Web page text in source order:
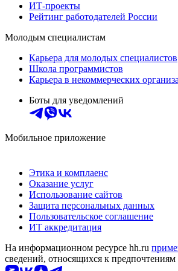
ИТ-проекты
Рейтинг работодателей России
Молодым специалистам
Карьера для молодых специалистов
Школа программистов
Карьера в некоммерческих
Боты для уведомлений
Мобильное приложение
Этика и комплаенс
Оказание услуг
Использование сайтов
Защита персональных данных
Пользовательское соглашение
ИТ аккредитация
На информационном ресурсе hh.ru
сведений, относящихся к